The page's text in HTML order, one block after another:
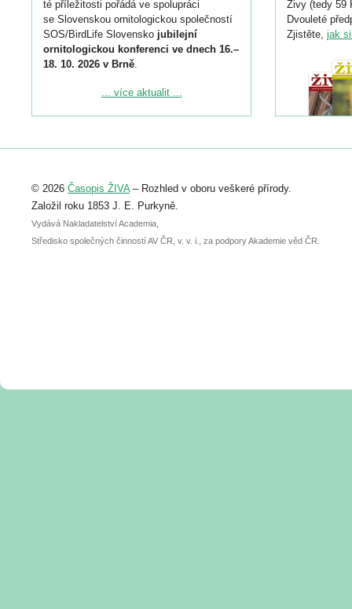
té příležitosti pořádá ve spolupráci
se Slovenskou ornitologickou společností
SOS/BirdLife Slovensko jubilejní
ornitologickou konferenci ve dnech 16.–
18. 10. 2026 v Brně.
Podrobnější informace ke konferenci
Registrovat se můžete do 6. září.
abstraktu přihlášené přednášky nebo
posteru je už 30. června.
... více aktualit ...
Živy (tedy 59
Dvouleté
Zjistěte, jak
© 2026 Časopis ŽIVA– Rozhled v oboru veškeré přírody.
Založil roku 1853 J. E. Purkyně.
Vydává Nakladatelství Academia,
Středisko společných činností AV ČR, v. v. i., za podpory Akademie věd ČR.